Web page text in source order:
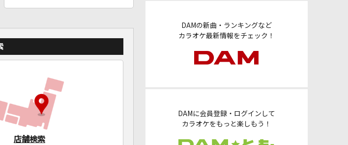
DAMの新曲・ランキングなど
カラオケ最新情報をチェック！
DAMに会員登録・ログインして
カラオケをもっと楽しもう！
店舗検索